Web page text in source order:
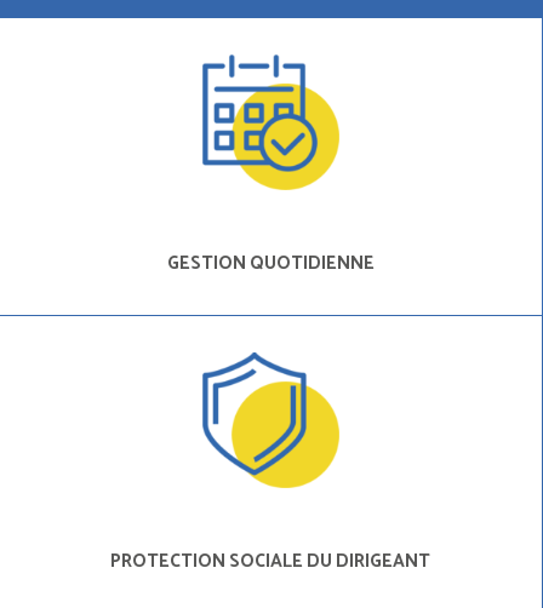
GESTION QUOTIDIENNE
PROTECTION SOCIALE DU DIRIGEANT